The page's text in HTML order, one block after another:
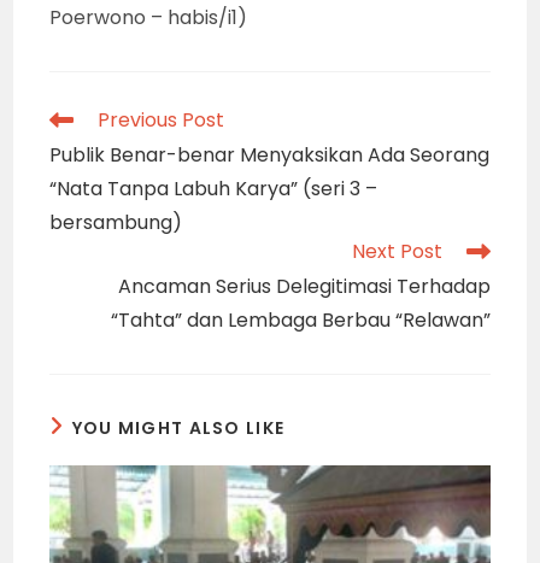
Poerwono – habis/i1)
Read
more
articles
Previous Post
Publik Benar-benar Menyaksikan Ada Seorang
“Nata Tanpa Labuh Karya” (seri 3 –
bersambung)
Next Post
Ancaman Serius Delegitimasi Terhadap
“Tahta” dan Lembaga Berbau “Relawan”
YOU MIGHT ALSO LIKE